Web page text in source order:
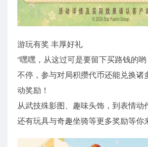
游玩有奖 丰厚好礼
“嘿嘿，从这过可是要留下买路钱的
不停，参与对局积攒代币还能兑换诸
动奖励！
从武技殊影图、趣味头饰，到表情动
还有玩具与奇趣坐骑等更多奖励等你